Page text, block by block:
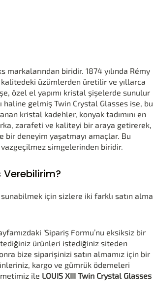
markalarından biridir. 1874 yılında Rémy
üzümlerden üretilir ve yıllarca
özel el yapımı kristal şişelerde sunulur
haline gelmiş Twin Crystal Glasses ise, bu
kristal kadehler, konyak tadımını en
zarafeti ve kaliteyi bir araya getirerek,
bir deneyim yaşatmayı amaçlar. Bu
vazgeçilmez simgelerinden biridir.
için sizlere iki farklı satın alma
‘Sipariş Formu’nu eksiksiz bir
ürünleri istediğiniz siteden
bize siparişinizi satın almamız için bir
kargo ve gümrük ödemeleri
ile LOUIS XIII Twin Crystal Glasses